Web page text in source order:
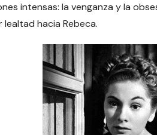
intensas: la venganza y la
hacia Rebeca.